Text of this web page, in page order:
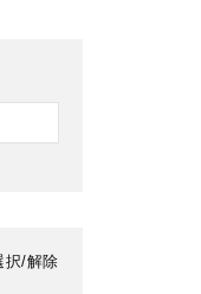
択/解除